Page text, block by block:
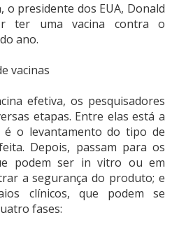
o presidente dos EUA, Donald
ter uma vacina contra o
ano.
vacinas
efetiva, os pesquisadores
etapas. Entre elas está a
é o levantamento do tipo de
Depois, passam para os
podem ser in vitro ou em
a segurança do produto; e
clínicos, que podem se
fases: